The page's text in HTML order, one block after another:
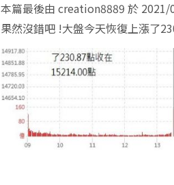
本篇最後由 creation8889 於 2021/
果然沒錯吧 !大盤今天恢復上漲了